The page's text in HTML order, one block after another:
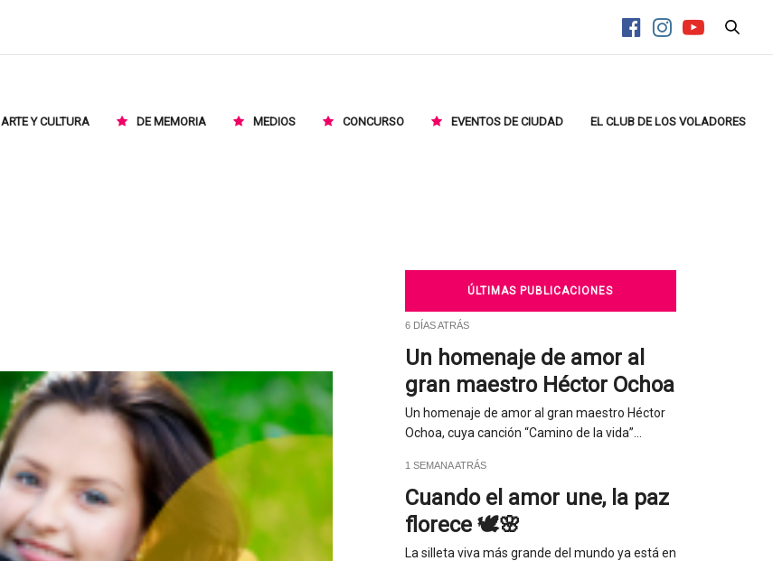
ARTE Y CULTURA DE MEMORIA MEDIOS CONCURSO EVENTOS DE CIUDAD EL CLUB DE LOS VOLADORES
ÚLTIMAS PUBLICACIONES
6 DÍAS ATRÁS
Un homenaje de amor al
gran maestro Héctor Ochoa
Un homenaje de amor al gran maestro Héctor
Ochoa, cuya canción “Camino de la vida”…
1 SEMANA ATRÁS
Cuando el amor une, la paz
florece 🕊️🌸
La silleta viva más grande del mundo ya está en